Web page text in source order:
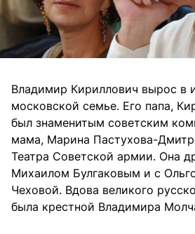
Владимир Кириллович вырос в
московской семье. Его папа,
был знаменитым советским
мама, Марина Пастухова-
Театра Советской армии. Она
Михаилом Булгаковым и с
Чеховой. Вдова великого
была крестной Владимира